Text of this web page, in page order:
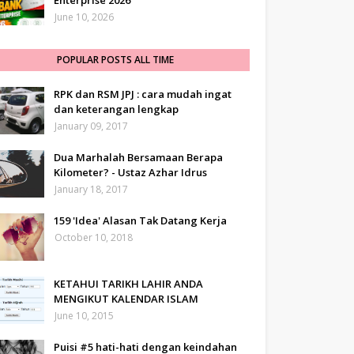
June 10, 2026
POPULAR POSTS ALL TIME
RPK dan RSM JPJ : cara mudah ingat
dan keterangan lengkap
January 09, 2017
Dua Marhalah Bersamaan Berapa
Kilometer? - Ustaz Azhar Idrus
January 18, 2017
159 'Idea' Alasan Tak Datang Kerja
October 10, 2018
KETAHUI TARIKH LAHIR ANDA
MENGIKUT KALENDAR ISLAM
June 10, 2015
Puisi #5 hati-hati dengan keindahan